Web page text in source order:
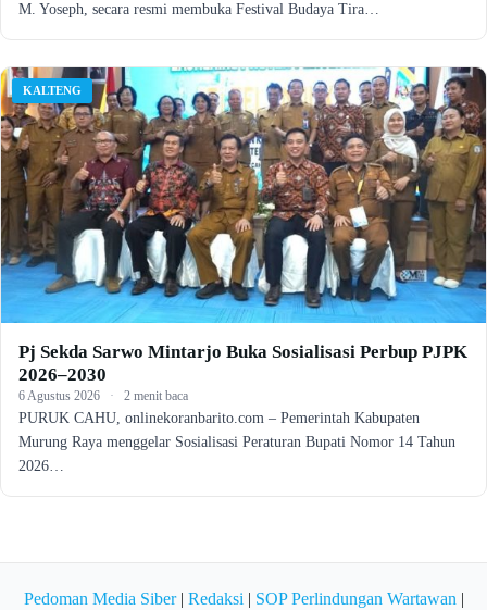
M. Yoseph, secara resmi membuka Festival Budaya Tira…
KALTENG
Pj Sekda Sarwo Mintarjo Buka Sosialisasi Perbup PJPK
2026–2030
6 Agustus 2026 · 2 menit baca
PURUK CAHU, onlinekoranbarito.com – Pemerintah Kabupaten
Murung Raya menggelar Sosialisasi Peraturan Bupati Nomor 14 Tahun
2026…
Pedoman Media Siber| Redaksi | SOP Perlindungan Wartawan |